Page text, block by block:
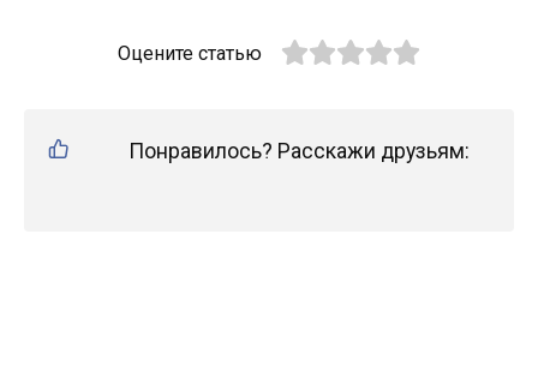
Оцените статью
Понравилось? Расскажи друзьям: